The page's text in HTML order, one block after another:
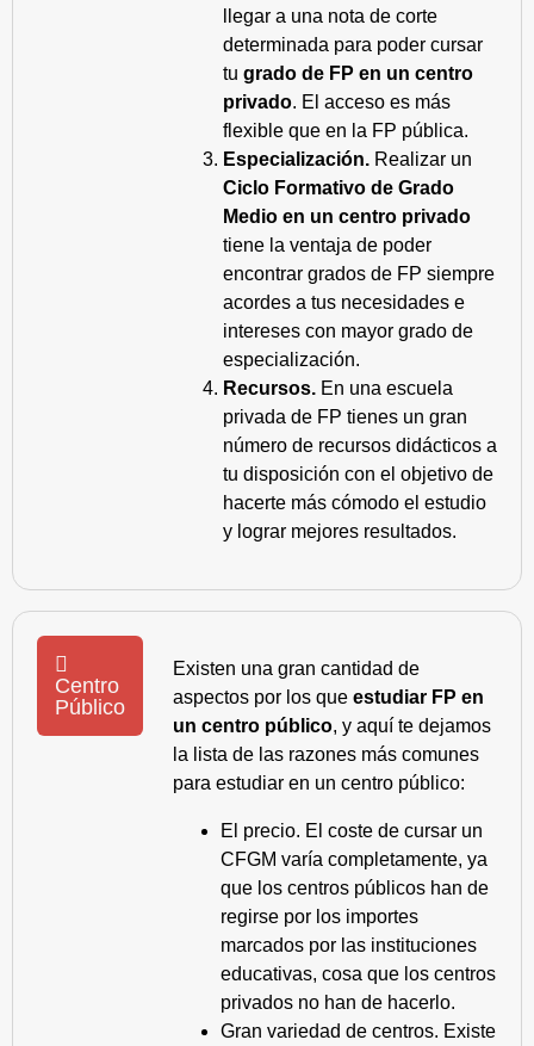
llegar a una nota de corte
determinada para poder cursar
tu grado de FP en un centro
privado. El acceso es más
flexible que en la FP pública.
Especialización. Realizar un
Ciclo Formativo de Grado
Medio en un centro privado
tiene la ventaja de poder
encontrar grados de FP siempre
acordes a tus necesidades e
intereses con mayor grado de
especialización.
Recursos. En una escuela
privada de FP tienes un gran
número de recursos didácticos a
tu disposición con el objetivo de
hacerte más cómodo el estudio
y lograr mejores resultados.
Centro
Público
Existen una gran cantidad de
aspectos por los que estudiar FP en
un centro público, y aquí te dejamos
la lista de las razones más comunes
para estudiar en un centro público:
El precio. El coste de cursar un
CFGM varía completamente, ya
que los centros públicos han de
regirse por los importes
marcados por las instituciones
educativas, cosa que los centros
privados no han de hacerlo.
Gran variedad de centros. Existe